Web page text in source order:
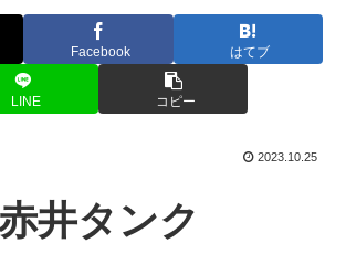
Facebook はてブ
LINE コピー
2023.10.25
井タンク